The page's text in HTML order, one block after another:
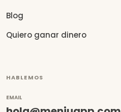
Blog
Quiero ganar dinero
HABLEMOS
EMAIL